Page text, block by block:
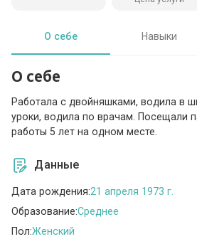
О себе Навыки
О себе
Работала с двойняшками, водила в
уроки, водила по врачам. Посещали
работы 5 лет на одном месте.
Данные
Дата рождения:21 апреля 1973 г.
Образование:Среднее
Пол:Женский